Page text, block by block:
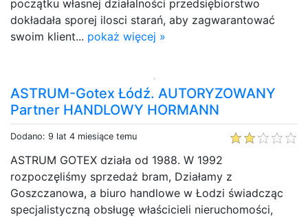
początku własnej działalności przedsiębiorstwo
dokładała sporej ilosci starań, aby zagwarantować
swoim klient... pokaż więcej »
ASTRUM-Gotex Łódź. AUTORYZOWANY
Partner HANDLOWY HORMANN
Dodano: 9 lat 4 miesiące temu
ASTRUM GOTEX działa od 1988. W 1992
rozpoczęliśmy sprzedaż bram, Działamy z
Goszczanowa, a biuro handlowe w Łodzi świadcząc
specjalistyczną obsługę właścicieli nieruchomości,